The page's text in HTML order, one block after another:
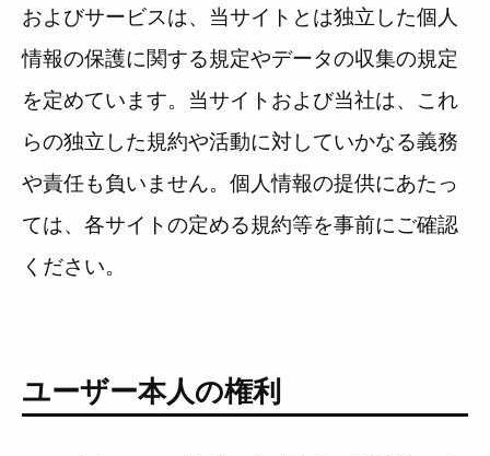
およびサービスは、当サイトとは独立した個人
情報の保護に関する規定やデータの収集の規定
を定めています。当サイトおよび当社は、これ
らの独立した規約や活動に対していかなる義務
や責任も負いません。個人情報の提供にあたっ
ては、各サイトの定める規約等を事前にご確認
ください。
ユーザー本人の権利